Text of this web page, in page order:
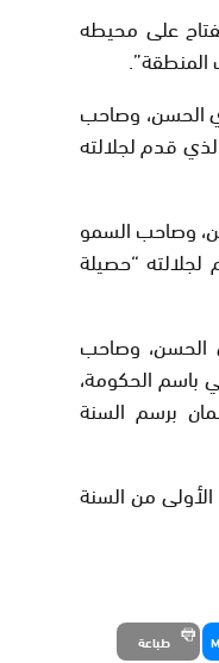
على محيطه
المنطقة”.
الحسن، وصاحب
قدم لجلالته
وصاحب السمو
“حصيلة
الحسن، وصاحب
باسم الحكومة،
برسم السنة
من السنة
طباعة